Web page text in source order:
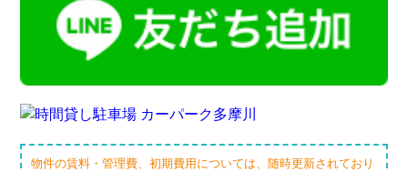
物件の賃料・管理費、初期費用については、随時更新されており